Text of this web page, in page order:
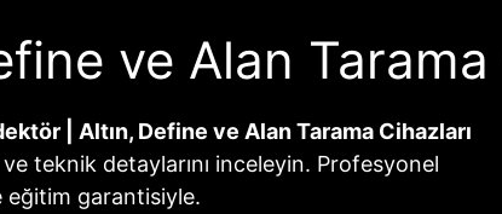
ve Alan Tarama
| Altın, Define ve Alan Tarama Cihazları
teknik detaylarını inceleyin. Profesyonel
eğitim garantisiyle.